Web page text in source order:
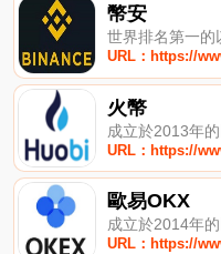
幣安
世界排名第一的
URL：https://
火幣
成立於2013年
URL：https://
歐易OKX
成立於2014年
URL：https://